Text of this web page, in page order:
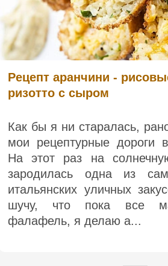
Рецепт аранчини -
ризотто с сыром
Как бы я ни старалась,
мои рецептурные дороги
На этот раз на
зародилась одна из
итальянских уличных
шучу, что пока все
фалафель, я делаю а...